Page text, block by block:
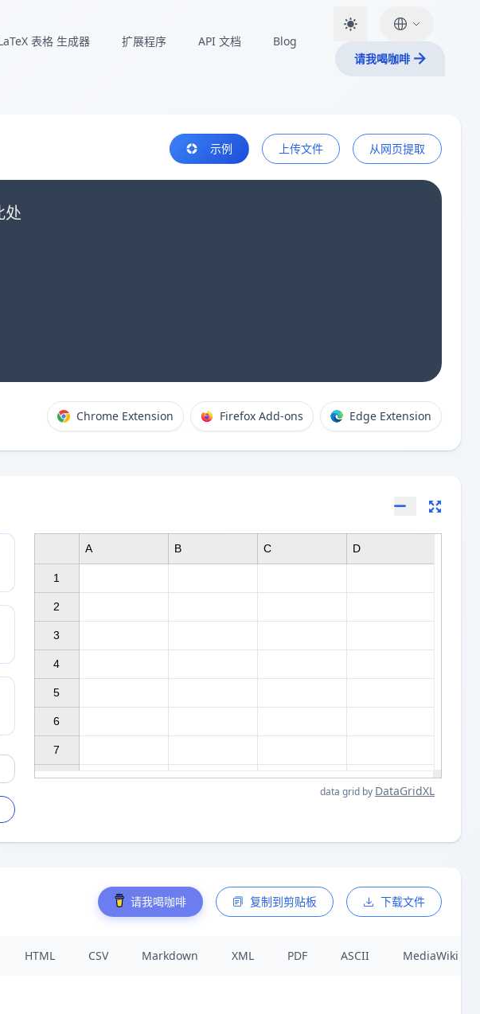
表格 生成器 扩展程序 API 文档
Blog
请我喝咖啡
示例 上传文件 从网页提取
处
Chrome Extension Firefox Add-ons Edge Extension
1
2
3
4
5
6
7
A B C D
data grid by DataGridXL
请我喝咖啡 复制到剪贴板 下载文件
HTML CSV Markdown XML PDF ASCII MediaWiki